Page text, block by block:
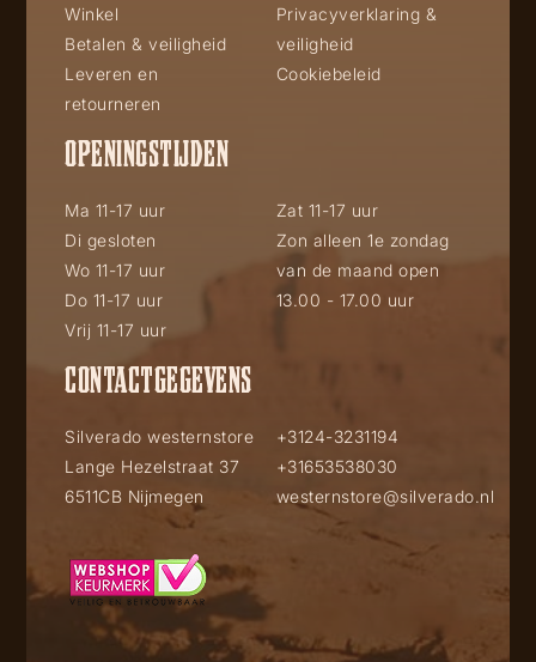
Winkel
Betalen & veiligheid
Leveren en
retourneren
Privacyverklaring &
veiligheid
Cookiebeleid
OPENINGSTIJDEN
Ma 11-17 uur
Di gesloten
Wo 11-17 uur
Do 11-17 uur
Vrij 11-17 uur
Zat 11-17 uur
Zon alleen 1e zondag
van de maand open
13.00 - 17.00 uur
CONTACTGEGEVENS
Silverado westernstore
Lange Hezelstraat 37
6511CB Nijmegen
+3124-3231194
+31653538030
westernstore@silverado.nl